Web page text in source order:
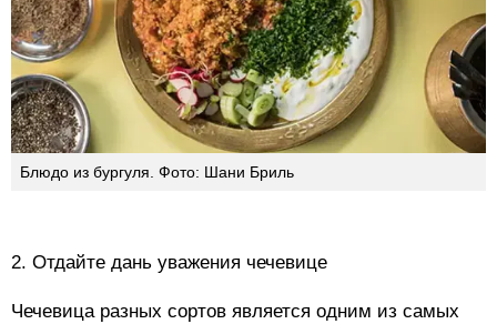
Блюдо из бургуля. Фото: Шани Бриль
2. Отдайте дань уважения чечевице
Чечевица разных сортов является одним из самых